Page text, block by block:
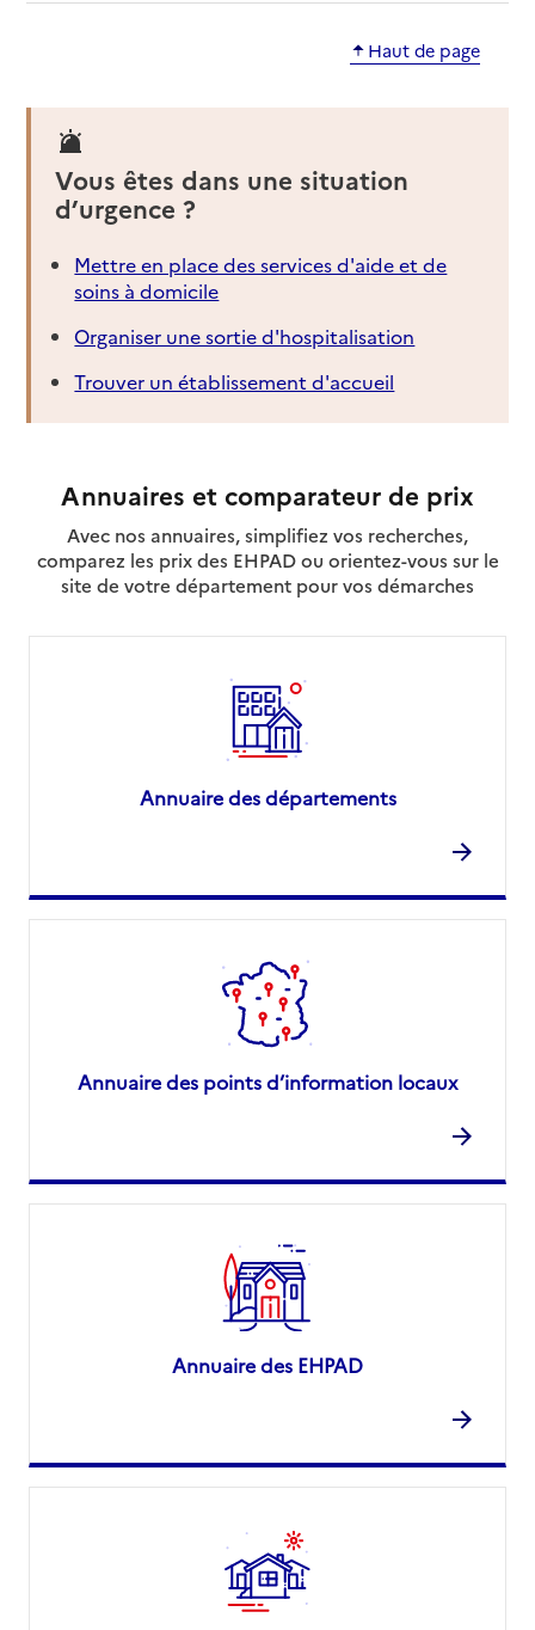
Haut de page
Vous êtes dans une situation
d’urgence ?
Mettre en place des services d'aide et de
soins à domicile
Organiser une sortie d'hospitalisation
Trouver un établissement d'accueil
Annuaires et comparateur de prix
Avec nos annuaires, simplifiez vos recherches,
comparez les prix des EHPAD ou orientez-vous sur le
site de votre département pour vos démarches
Annuaire des départements
Annuaire des points d’information locaux
Annuaire des EHPAD